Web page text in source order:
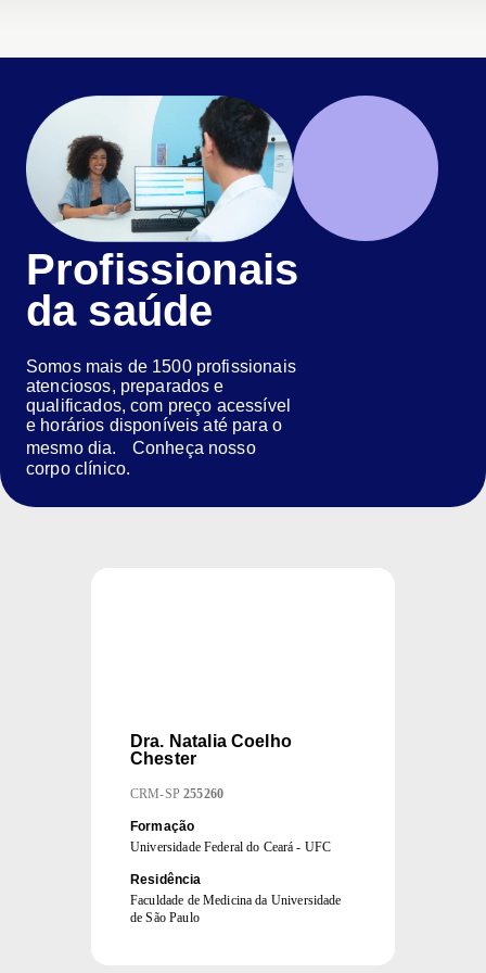
Profissionais
da saúde
Somos mais de 1500 profissionais
atenciosos, preparados e
qualificados, com preço acessível
e horários disponíveis até para o
mesmo dia. Conheça nosso
corpo clínico.
Dra. Natalia Coelho
Chester
CRM-SP 255260
Formação
Universidade Federal do Ceará - UFC
Residência
Faculdade de Medicina da Universidade
de São Paulo